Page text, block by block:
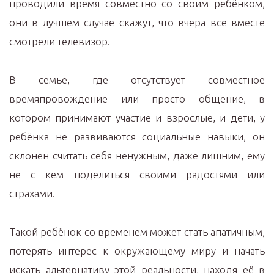
проводили время совместно со своим ребёнком,
они в лучшем случае скажут, что вчера все вместе
смотрели телевизор.
В семье, где отсутствует совместное
времяпровождение или просто общение, в
котором принимают участие и взрослые, и дети, у
ребёнка не развиваются социальные навыки, он
склонен считать себя ненужным, даже лишним, ему
не с кем поделиться своими радостями или
страхами.
Такой ребёнок со временем может стать апатичным,
потерять интерес к окружающему миру и начать
искать альтернативу этой реальности, находя её в